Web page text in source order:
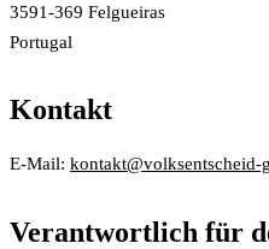
3591-369 Felgueiras
Portugal
Kontakt
E-Mail: kontakt@volksentscheid-
Verantwortlich für